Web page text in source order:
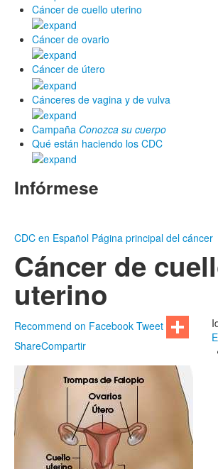
Cáncer de cuello uterino
Cáncer de ovario
Cáncer de útero
Cánceres de vagina y de vulva
Campaña Conozca su cuerpo
Qué están haciendo los CDC
Infórmese
CDC en Español Página principal del cáncer
Cáncer de
uterino
Recommend on Facebook Tweet
ShareCompartir